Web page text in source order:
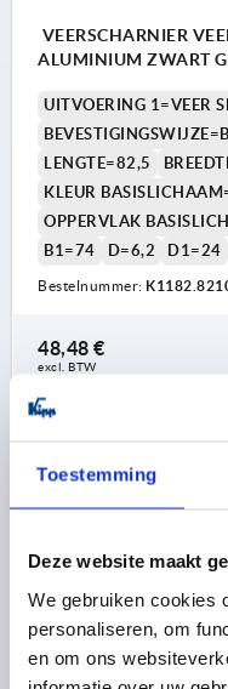
Toestemming
Deze website maakt
We gebruiken cookies
personaliseren, om
en om ons
VEERSCHARNIER
ALUMINIUM ZWART
UITVOERING 1=VEER
LENGTE=82,5
KLEUR
OPPERVLAK
B1=74
D=6,2 D1=24
Bestelnummer:
48,48 €
excl. BTW
VEERSCHARNIER
ALUMINIUM